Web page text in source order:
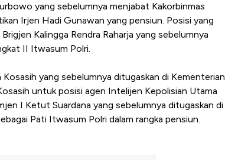
yang sebelumnya menjabat Kakorbinmas
Irjen Hadi Gunawan yang pensiun. Posisi yang
Kalingga Rendra Raharja yang sebelumnya
II Itwasum Polri.
yang sebelumnya ditugaskan di Kementerian
untuk posisi agen Intelijen Kepolisian Utama
I Ketut Suardana yang sebelumnya ditugaskan di
Pati Itwasum Polri dalam rangka pensiun.